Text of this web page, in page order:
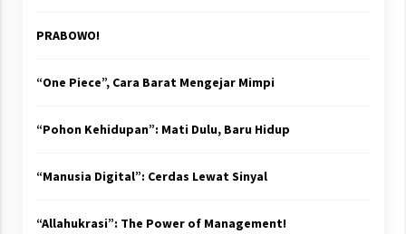
PRABOWO!
“One Piece”, Cara Barat Mengejar Mimpi
“Pohon Kehidupan”: Mati Dulu, Baru Hidup
“Manusia Digital”: Cerdas Lewat Sinyal
“Allahukrasi”: The Power of Management!